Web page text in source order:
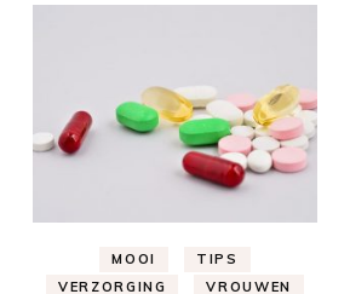
MOOI
TIPS
VERZORGING
VROUWEN